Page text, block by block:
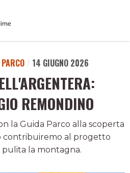
/ 14 GIUGNO 2026
REMONDINO
la Guida Parco alla scoperta
contribuiremo al progetto
la montagna.